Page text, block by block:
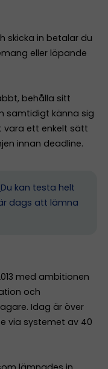
skicka in betalar du
eller löpande
behålla sitt
samtidigt känna sig
ett enkelt sätt
innan deadline.
Du kan testa helt
dags att lämna
med ambitionen
och
Idag är över
via systemet av 40